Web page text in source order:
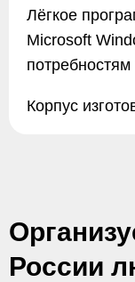
Лёгкое
Microsoft
потребностям
Корпус
России